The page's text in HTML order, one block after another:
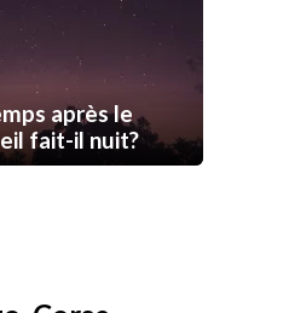
après le
fait-il nuit?